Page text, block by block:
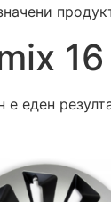
16
еден